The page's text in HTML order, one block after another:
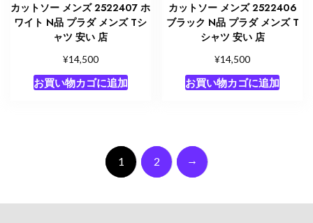
カットソー メンズ 2522407 ホ
ワイト N品 プラダ メンズ Tシ
ャツ 安い 店
¥14,500
お買い物カゴに追加
カットソー メンズ 2522406
ブラック N品 プラダ メンズ T
シャツ 安い 店
¥14,500
お買い物カゴに追加
1 2 →